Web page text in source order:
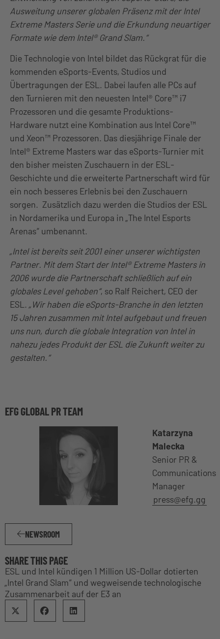
Ausweitung unserer globalen Präsenz mit der Intel
Extreme Masters Serie und die Erkundung neuartiger
Formate wie dem Intel® Grand Slam.“
Die Technologie von Intel bildet das Rückgrat für die
kommenden eSports-Events, Studios und
Übertragungen der ESL. Dabei laufen alle PCs auf
den Turnieren mit den neuesten Intel® Core™ i7
Prozessoren und die gesamte Produktions-
Hardware nutzt eine Kombination aus Intel Core™
und Xeon™ Prozessoren. Das diesjährige Finale der
Intel® Extreme Masters war das eSports-Turnier mit
den bisher meisten Zuschauern in der ESL-
Geschichte und die erweiterte Partnerschaft wird für
ein noch besseres Erlebnis bei den Zuschauern
sorgen. Zusätzlich dazu werden die Studios der ESL
in Nordamerika und Europa in „The Intel Esports
Arenas“ umbenannt.
„Intel ist bereits seit 2001 einer unserer wichtigsten
Partner. Mit dem Start der Intel® Extreme Masters in
2006 wurde die Partnerschaft schließlich auf ein
globales Level gehoben“, so Ralf Reichert, CEO der
ESL. „Wir haben die eSports-Branche in den letzten
15 Jahren zusammen mit Intel aufgebaut und freuen
uns nun, durch die globale Integration von Intel in
nahezu jedes Produkt der ESL die Zukunft weiter zu
gestalten.“
EFG GLOBAL PR TEAM
Katarzyna
Malecka
Senior PR &
Communications
Manager
press@efg.gg
NEWSROOM
SHARE THIS PAGE
ESL und Intel kündigen 1 Million US-Dollar dotierten
„Intel Grand Slam“ und wegweisende technologische
Zusammenarbeit auf der E3 an